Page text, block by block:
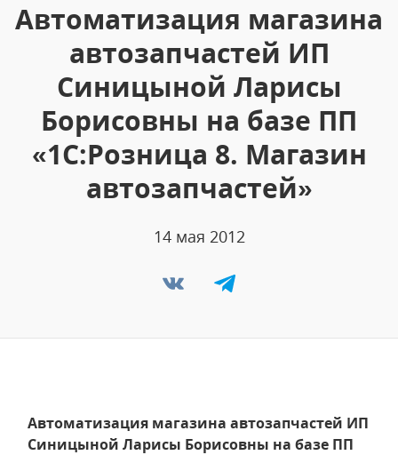
Автоматизация магазина
автозапчастей ИП
Синицыной Ларисы
Борисовны на базе ПП
«1С:Розница 8. Магазин
автозапчастей»
14 мая 2012
Автоматизация магазина автозапчастей ИП
Синицыной Ларисы Борисовны на базе ПП